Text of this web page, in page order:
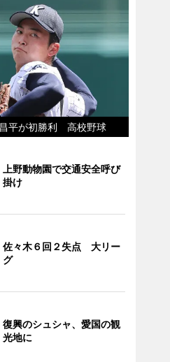
平が初勝利 高校野球
上野動物園で交通安全呼び
掛け
佐々木６回２失点 大リー
グ
復興のシュシャ、愛国の観
光地に